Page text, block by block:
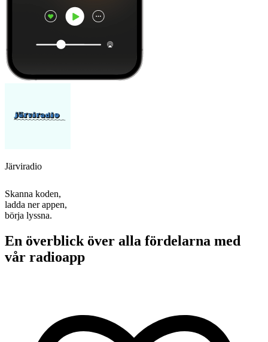
Järviradio
Skanna koden,
ladda ner appen,
börja lyssna.
En överblick över alla fördelarna med
vår radioapp